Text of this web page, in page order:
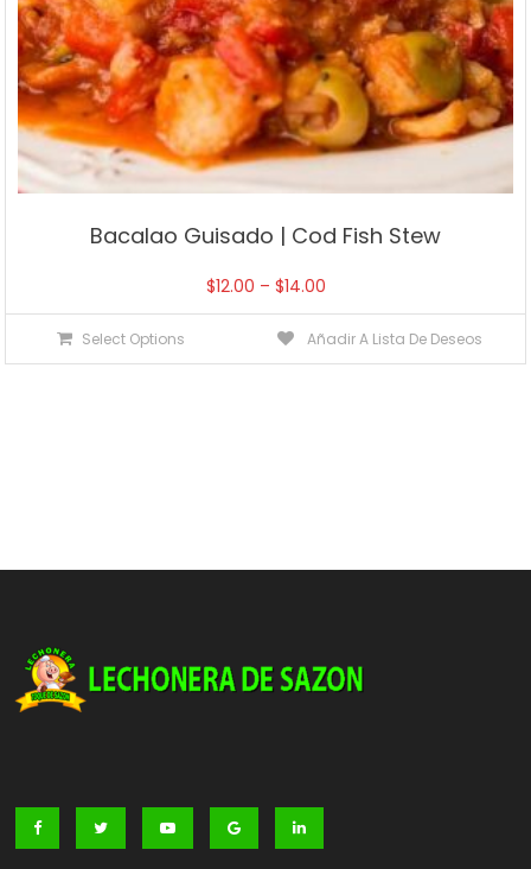
Bacalao Guisado | Cod Fish Stew
$12.00 – $14.00
Select Options Añadir A Lista De Deseos